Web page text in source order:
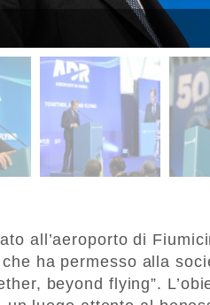
all’aeroporto di
che ha permesso alla
beyond flying”.